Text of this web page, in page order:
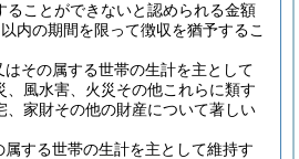
ることができないと認められる金額
内の期間を限って徴収を猶予するこ
その属する世帯の生計を主として
、風水害、火災その他これらに類す
、家財その他の財産について著しい
する世帯の生計を主として維持す